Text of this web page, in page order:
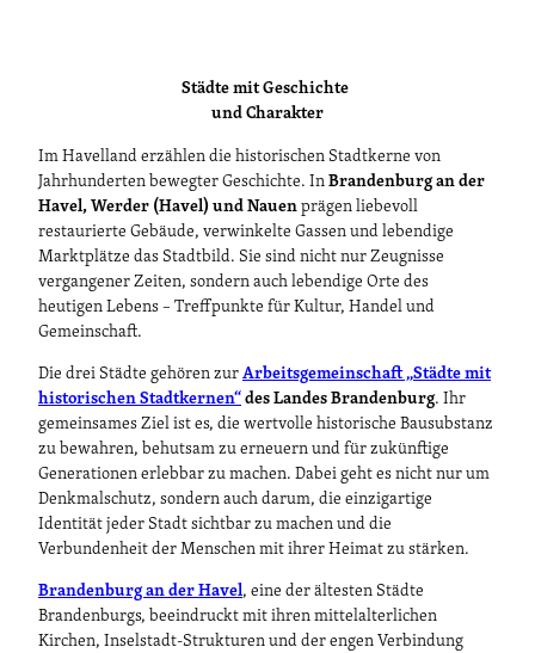
Städte mit Geschichte
und Charakter
Im Havelland erzählen die historischen Stadtkerne von
Jahrhunderten bewegter Geschichte. InBrandenburg an der
Havel, Werder (Havel) und Nauenprägen liebevoll
restaurierte Gebäude, verwinkelte Gassen und lebendige
Marktplätze das Stadtbild. Sie sind nicht nur Zeugnisse
vergangener Zeiten, sondern auch lebendige Orte des
heutigen Lebens – Treffpunkte für Kultur, Handel und
Gemeinschaft.
Die drei Städte gehören zurArbeitsgemeinschaft „Städte mit
historischen Stadtkernen“des Landes Brandenburg. Ihr
gemeinsames Ziel ist es, die wertvolle historische Bausubstanz
zu bewahren, behutsam zu erneuern und für zukünftige
Generationen erlebbar zu machen. Dabei geht es nicht nur um
Denkmalschutz, sondern auch darum, die einzigartige
Identität jeder Stadt sichtbar zu machen und die
Verbundenheit der Menschen mit ihrer Heimat zu stärken.
Brandenburg an der Havel, eine der ältesten Städte
Brandenburgs, beeindruckt mit ihren mittelalterlichen
Kirchen, Inselstadt-Strukturen und der engen Verbindung